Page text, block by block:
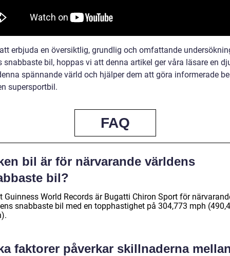
erbjuda en översiktlig, grundlig och omfattande
snabbaste bil, hoppas vi att denna artikel ger våra läsare en
spännande värld och hjälper dem att göra informerade
supersportbil.
FAQ
bil är för närvarande världens
bil?
Guinness World Records är Bugatti Chiron Sport för
snabbaste bil med en topphastighet på 304,773 mph
faktorer påverkar skillnaderna